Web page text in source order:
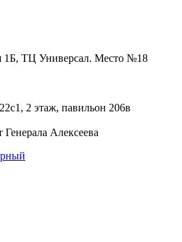
1Б, ТЦ Универсал. Место №18
2 этаж, павильон 206в
Генерала Алексеева